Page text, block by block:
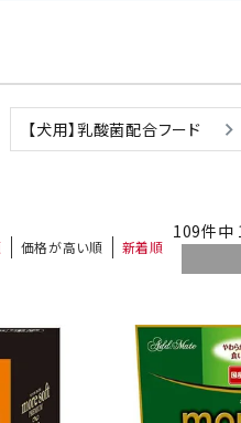
【犬用】乳酸菌配合フード
価格が高い順 新着順
109件中